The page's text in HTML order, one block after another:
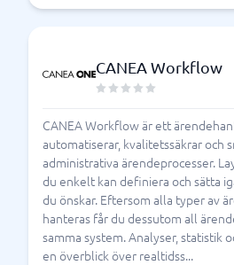
CANEA Workflow
CANEA Workflow är ett
automatiserar, kvalitetssäkrar och
administrativa ärendeprocesser.
du enkelt kan definiera och sätta
du önskar. Eftersom alla typer av
hanteras får du dessutom all
samma system. Analyser, statistik
en överblick över realtidss...